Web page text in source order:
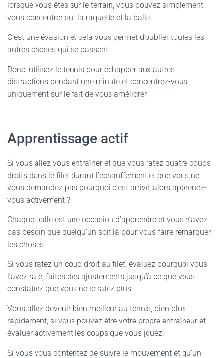
lorsque vous êtes sur le terrain, vous pouvez simplement
vous concentrer sur la raquette et la balle.
C’est une évasion et cela vous permet d’oublier toutes les
autres choses qui se passent.
Donc, utilisez le tennis pour échapper aux autres
distractions pendant une minute et concentrez-vous
uniquement sur le fait de vous améliorer.
Apprentissage actif
Si vous allez vous entraîner et que vous ratez quatre coups
droits dans le filet durant l’échauffement et que vous ne
vous demandez pas pourquoi c’est arrivé, alors apprenez-
vous activement ?
Chaque balle est une occasion d’apprendre et vous n’avez
pas besoin que quelqu’un soit là pour vous faire remarquer
les choses.
Si vous ratez un coup droit au filet, évaluez pourquoi vous
l’avez raté, faites des ajustements jusqu’à ce que vous
constatiez que vous ne le ratez plus.
Vous allez devenir bien meilleur au tennis, bien plus
rapidement, si vous pouvez être votre propre entraîneur et
évaluer activement les coups que vous jouez.
Si vous vous contentez de suivre le mouvement et qu’un